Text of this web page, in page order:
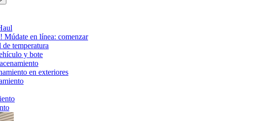
Múdate en línea: comenzar
temperatura
y bote
en exteriores